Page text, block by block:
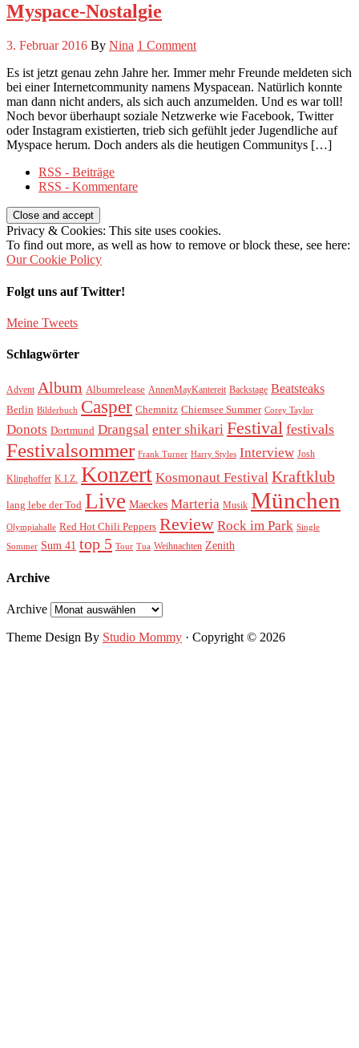
Myspace-Nostalgie
3. Februar 2016 By Nina 1 Comment
Es ist jetzt genau zehn Jahre her. Immer mehr Freunde meldeten sich
bei einer Internetcommunity namens Myspacean. Natürlich konnte
man dann nicht anders, als sich auch anzumelden. Und es war toll!
Noch bevor überhaupt soziale Netzwerke wie Facebook, Twitter
oder Instagram existierten, trieb sich gefühlt jeder Jugendliche auf
Myspace herum. Doch anders als die heutigen Communitys […]
RSS - Beiträge
RSS - Kommentare
Privacy & Cookies: This site uses cookies.
To find out more, as well as how to remove or block these, see here:
Our Cookie Policy
Folgt uns auf Twitter!
Meine Tweets
Schlagwörter
Advent Album Albumrelease AnnenMayKantereit Backstage Beatsteaks
Berlin Bilderbuch Casper Chemnitz Chiemsee Summer Corey Taylor
Donots Dortmund Drangsal enter shikari Festival festivals
Festivalsommer Frank Turner Harry Styles Interview Josh
Klinghoffer K.I.Z. Konzert Kosmonaut Festival Kraftklub
lang lebe der Tod Live Maeckes Marteria Musik München
Olympiahalle Red Hot Chili Peppers Review Rock im Park Single
Sommer Sum 41 top 5 Tour Tua Weihnachten Zenith
Archive
Archive
Theme Design By Studio Mommy · Copyright © 2026